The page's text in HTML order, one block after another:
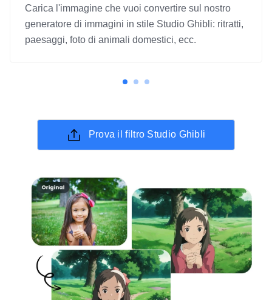
Carica l'immagine che vuoi convertire sul nostro
generatore di immagini in stile Studio Ghibli: ritratti,
paesaggi, foto di animali domestici, ecc.
Prova il filtro Studio Ghibli